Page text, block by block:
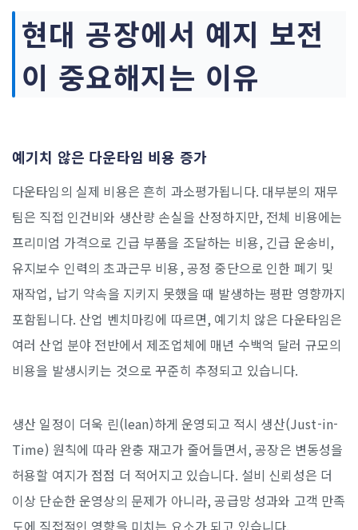
현대 공장에서 예지 보전
이 중요해지는 이유
예기치 않은 다운타임 비용 증가
다운타임의 실제 비용은 흔히 과소평가됩니다. 대부분의 재무
팀은 직접 인건비와 생산량 손실을 산정하지만, 전체 비용에는
프리미엄 가격으로 긴급 부품을 조달하는 비용, 긴급 운송비,
유지보수 인력의 초과근무 비용, 공정 중단으로 인한 폐기 및
재작업, 납기 약속을 지키지 못했을 때 발생하는 평판 영향까지
포함됩니다. 산업 벤치마킹에 따르면, 예기치 않은 다운타임은
여러 산업 분야 전반에서 제조업체에 매년 수백억 달러 규모의
비용을 발생시키는 것으로 꾸준히 추정되고 있습니다.
생산 일정이 더욱 린(lean)하게 운영되고 적시 생산(Just-in-
Time) 원칙에 따라 완충 재고가 줄어들면서, 공장은 변동성을
허용할 여지가 점점 더 적어지고 있습니다. 설비 신뢰성은 더
이상 단순한 운영상의 문제가 아니라, 공급망 성과와 고객 만족
도에 직접적인 영향을 미치는 요소가 되고 있습니다.